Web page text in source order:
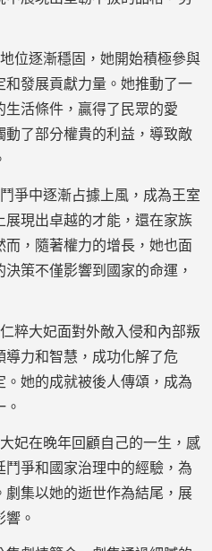
位逐漸穩固，她開始積極參與
和發展貢獻力量。她推動了一
活條件，贏得了民眾的愛
了部分權貴的利益，導致敵
爭中逐漸占據上風，成為王室
現出卓越的才能，還在家族
，隨著權力的增長，她也面
策不僅影響到國家的命運，
粹大妃面對外敵入侵和內部叛
導力和智慧，成功化解了危
她的成就被後人傳頌，成為
妃在晚年回顧自己的一生，感
爭和國家治理中的經驗，為
集以她的逝世作為結尾，展
。